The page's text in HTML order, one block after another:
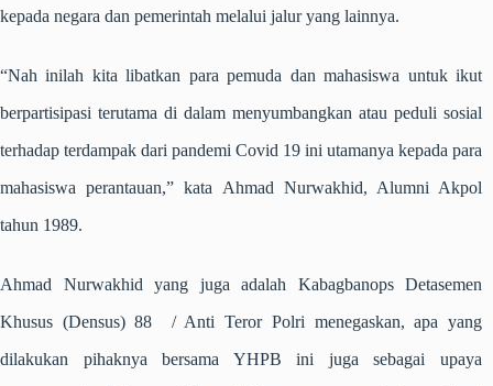
kepada negara dan pemerintah melalui jalur yang lainnya.
“Nah inilah kita libatkan para pemuda dan mahasiswa untuk ikut
berpartisipasi terutama di dalam menyumbangkan atau peduli sosial
terhadap terdampak dari pandemi Covid 19 ini utamanya kepada para
mahasiswa perantauan,” kata Ahmad Nurwakhid, Alumni Akpol
tahun 1989.
Ahmad Nurwakhid yang juga adalah Kabagbanops Detasemen
Khusus (Densus) 88 / Anti Teror Polri menegaskan, apa yang
dilakukan pihaknya bersama YHPB ini juga sebagai upaya